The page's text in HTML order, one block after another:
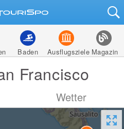
Baden Ausflugsziele Magazin
Francisco
Wetter